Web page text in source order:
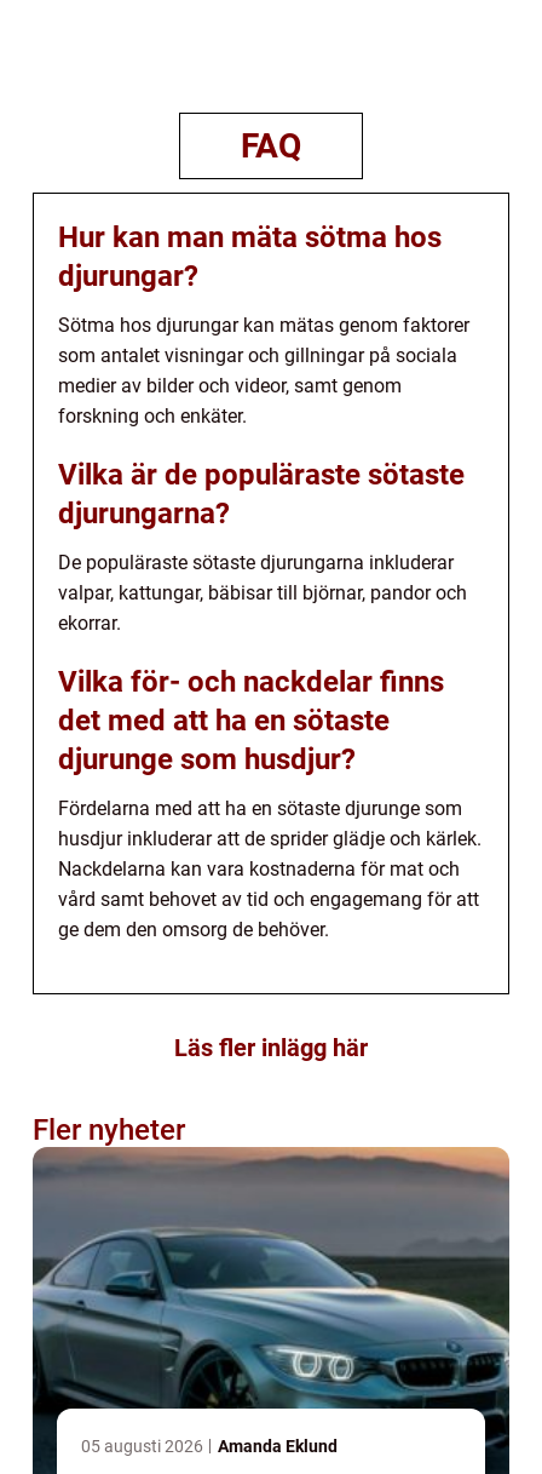
FAQ
Hur kan man mäta sötma hos
djurungar?
Sötma hos djurungar kan mätas genom faktorer
som antalet visningar och gillningar på sociala
medier av bilder och videor, samt genom
forskning och enkäter.
Vilka är de populäraste sötaste
djurungarna?
De populäraste sötaste djurungarna inkluderar
valpar, kattungar, bäbisar till björnar, pandor och
ekorrar.
Vilka för- och nackdelar finns
det med att ha en sötaste
djurunge som husdjur?
Fördelarna med att ha en sötaste djurunge som
husdjur inkluderar att de sprider glädje och kärlek.
Nackdelarna kan vara kostnaderna för mat och
vård samt behovet av tid och engagemang för att
ge dem den omsorg de behöver.
Läs fler inlägg här
Fler nyheter
05 augusti 2026 Amanda Eklund